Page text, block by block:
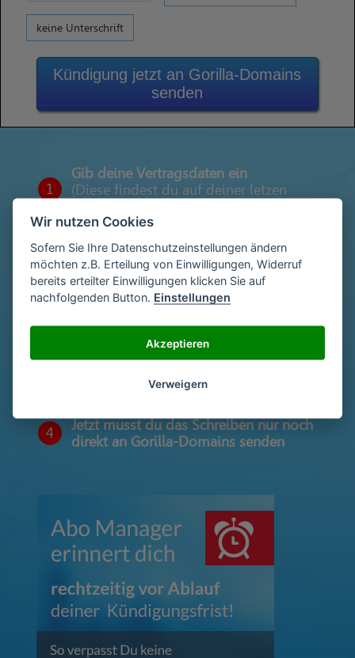
keine Unterschrift
Kündigung jetzt an Gorilla-Domains
senden
1
Gib deine Vertragsdaten ein
(Diese findest du auf deiner letzen
2
Gib deinen Namen und deine Adresse
ein
Unterschriebe das Schreiben mit deinem
Namen oder lade eine Unterschrift hoch
4
Jetzt musst du das Schreiben nur noch
direkt an Gorilla-Domains senden
Wir nutzen Cookies
Sofern Sie Ihre Datenschutzeinstellungen ändern
möchten z.B. Erteilung von Einwilligungen, Widerruf
bereits erteilter Einwilligungen klicken Sie auf
nachfolgenden Button. Einstellungen
Akzeptieren
Verweigern